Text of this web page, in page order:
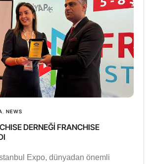
NEWS
DERNEĞİ FRANCHISE
Expo, dünyadan önemli